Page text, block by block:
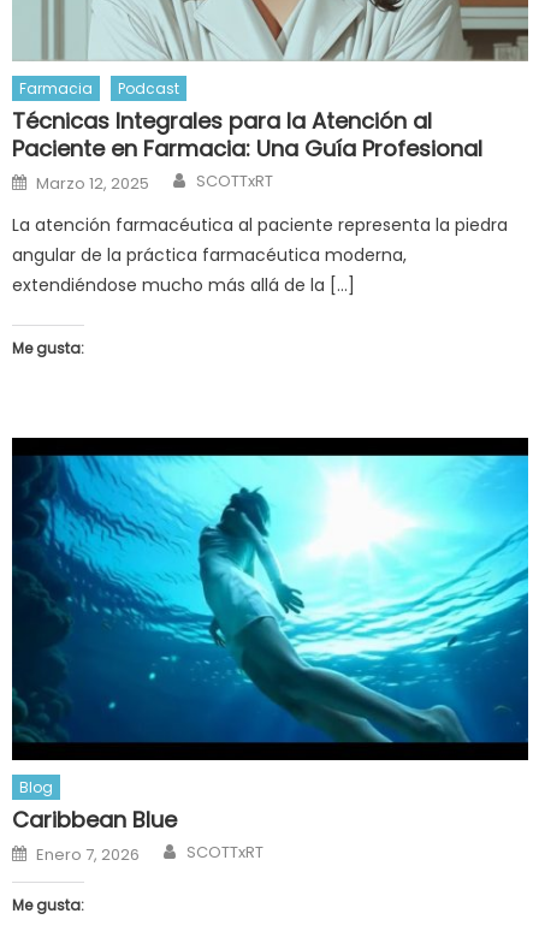
Farmacia Podcast
Técnicas Integrales para la Atención al
Paciente en Farmacia: Una Guía Profesional
Posted
on
Marzo 12, 2025 Author
SCOTTxRT
La atención farmacéutica al paciente representa la piedra
angular de la práctica farmacéutica moderna,
extendiéndose mucho más allá de la […]
Me gusta:
Blog
Caribbean Blue
Posted
on
Enero 7, 2026 Author
SCOTTxRT
Me gusta: